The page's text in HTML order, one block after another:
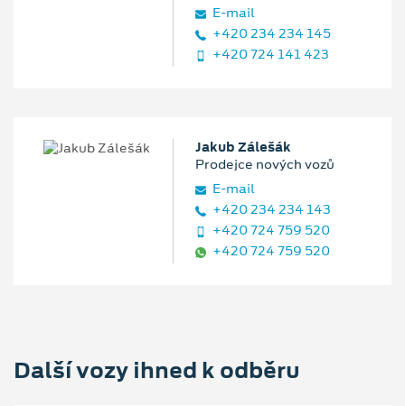
E‑mail
+420 234 234 145
+420 724 141 423
Jakub Zálešák
Prodejce nových vozů
E‑mail
+420 234 234 143
+420 724 759 520
+420 724 759 520
Další vozy ihned k odběru